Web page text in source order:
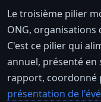
Le troisième pilier
ONG, organisations
C'est ce pilier qui
annuel, présenté en
rapport, coordonné
présentation de